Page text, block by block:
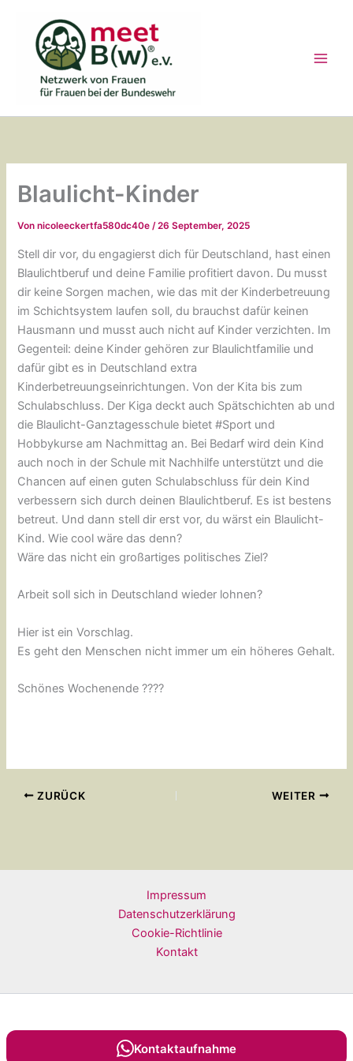
springen
Blaulicht-Kinder
Vonnicoleeckertfa580dc40e/26 September, 2025
Stell dir vor, du engagierst dich für Deutschland, hast einen
Blaulichtberuf und deine Familie profitiert davon. Du musst
dir keine Sorgen machen, wie das mit der Kinderbetreuung
im Schichtsystem laufen soll, du brauchst dafür keinen
Hausmann und musst auch nicht auf Kinder verzichten. Im
Gegenteil: deine Kinder gehören zur Blaulichtfamilie und
dafür gibt es in Deutschland extra
Kinderbetreuungseinrichtungen. Von der Kita bis zum
Schulabschluss. Der Kiga deckt auch Spätschichten ab und
die Blaulicht-Ganztagesschule bietet #Sport und
Hobbykurse am Nachmittag an. Bei Bedarf wird dein Kind
auch noch in der Schule mit Nachhilfe unterstützt und die
Chancen auf einen guten Schulabschluss für dein Kind
verbessern sich durch deinen Blaulichtberuf. Es ist bestens
betreut. Und dann stell dir erst vor, du wärst ein Blaulicht-
Kind. Wie cool wäre das denn?
Wäre das nicht ein großartiges politisches Ziel?
Arbeit soll sich in Deutschland wieder lohnen?
Hier ist ein Vorschlag.
Es geht den Menschen nicht immer um ein höheres Gehalt.
Schönes Wochenende ????
ZURÜCK WEITER
Impressum
Datenschutzerklärung
Cookie-Richtlinie
Kontakt
Copyright © 2026
Kontaktaufnahme